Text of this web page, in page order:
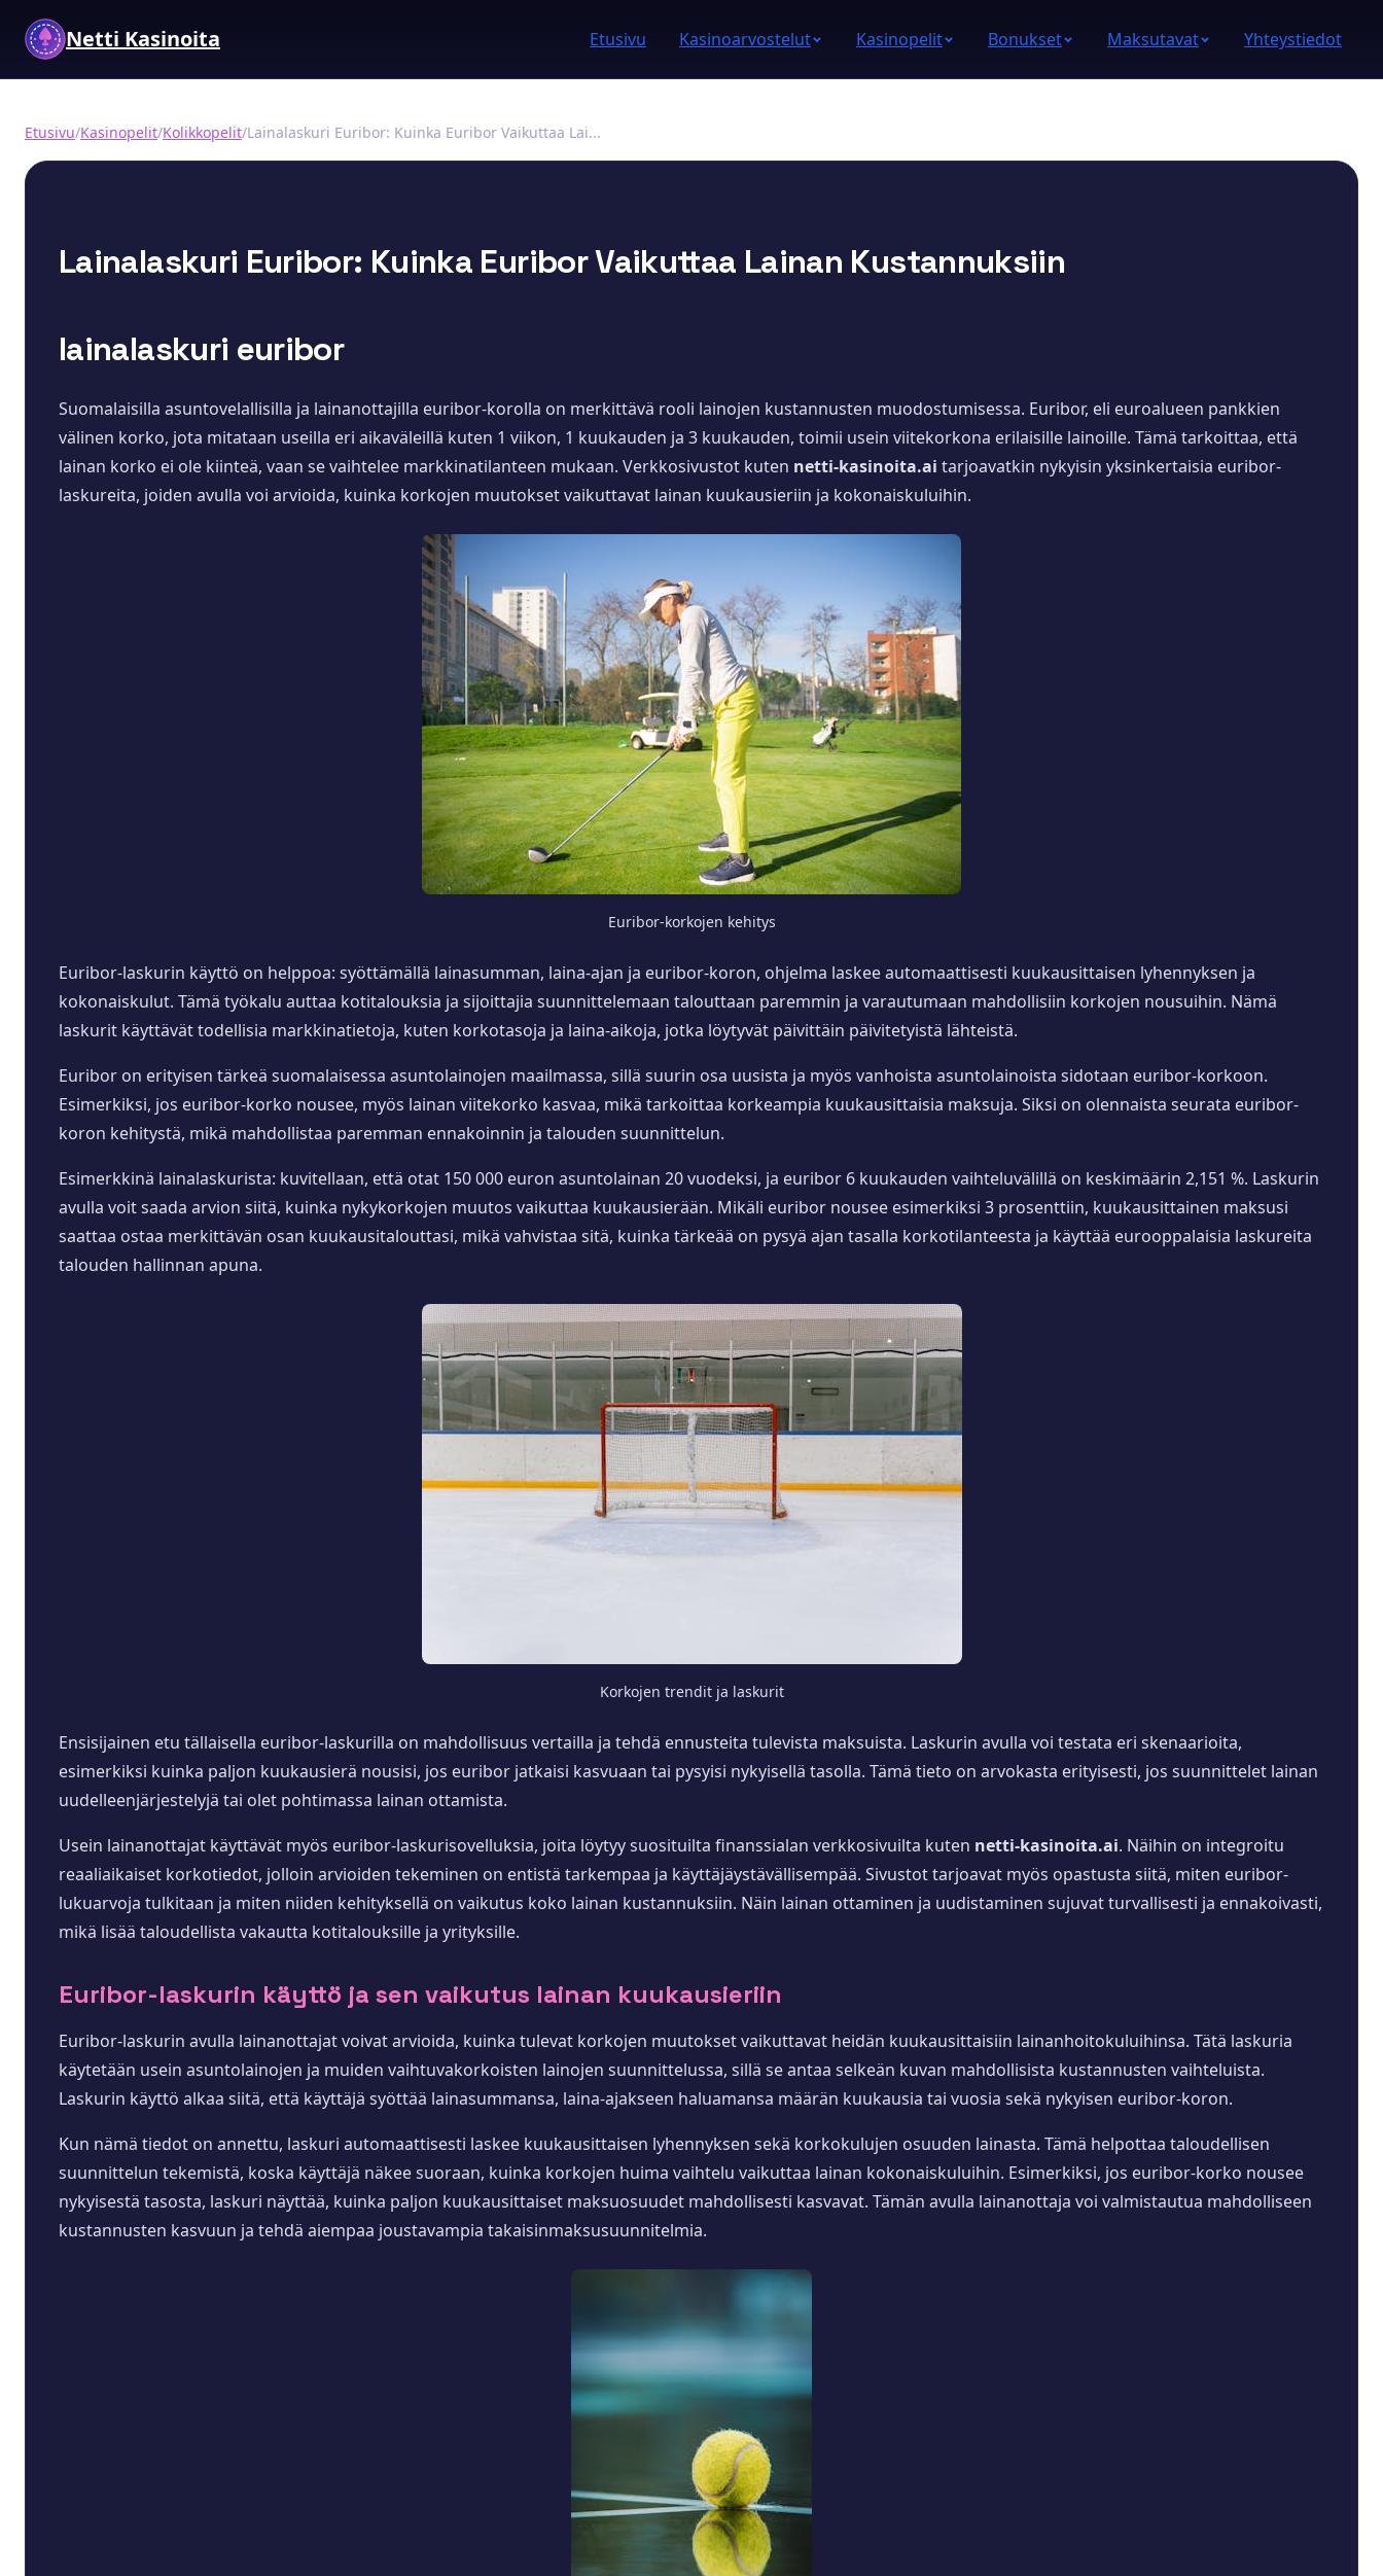
Netti Kasinoita Etusivu Kasinoarvostelut Kasinopelit Bonukset Maksutavat Yhteystiedot
Etusivu/Kasinopelit/Kolikkopelit/Lainalaskuri Euribor: Kuinka Euribor Vaikuttaa Lai...
Lainalaskuri Euribor: Kuinka Euribor Vaikuttaa Lainan Kustannuksiin
lainalaskuri euribor
Suomalaisilla asuntovelallisilla ja lainanottajilla euribor-korolla on merkittävä rooli lainojen kustannusten muodostumisessa. Euribor, eli euroalueen pankkien
välinen korko, jota mitataan useilla eri aikaväleillä kuten 1 viikon, 1 kuukauden ja 3 kuukauden, toimii usein viitekorkona erilaisille lainoille. Tämä tarkoittaa, että
lainan korko ei ole kiinteä, vaan se vaihtelee markkinatilanteen mukaan. Verkkosivustot kuten netti-kasinoita.ai tarjoavatkin nykyisin yksinkertaisia euribor-
laskureita, joiden avulla voi arvioida, kuinka korkojen muutokset vaikuttavat lainan kuukausieriin ja kokonaiskuluihin.
Euribor-korkojen kehitys
Euribor-laskurin käyttö on helppoa: syöttämällä lainasumman, laina-ajan ja euribor-koron, ohjelma laskee automaattisesti kuukausittaisen lyhennyksen ja
kokonaiskulut. Tämä työkalu auttaa kotitalouksia ja sijoittajia suunnittelemaan talouttaan paremmin ja varautumaan mahdollisiin korkojen nousuihin. Nämä
laskurit käyttävät todellisia markkinatietoja, kuten korkotasoja ja laina-aikoja, jotka löytyvät päivittäin päivitetyistä lähteistä.
Euribor on erityisen tärkeä suomalaisessa asuntolainojen maailmassa, sillä suurin osa uusista ja myös vanhoista asuntolainoista sidotaan euribor-korkoon.
Esimerkiksi, jos euribor-korko nousee, myös lainan viitekorko kasvaa, mikä tarkoittaa korkeampia kuukausittaisia maksuja. Siksi on olennaista seurata euribor-
koron kehitystä, mikä mahdollistaa paremman ennakoinnin ja talouden suunnittelun.
Esimerkkinä lainalaskurista: kuvitellaan, että otat 150 000 euron asuntolainan 20 vuodeksi, ja euribor 6 kuukauden vaihteluvälillä on keskimäärin 2,151 %. Laskurin
avulla voit saada arvion siitä, kuinka nykykorkojen muutos vaikuttaa kuukausierään. Mikäli euribor nousee esimerkiksi 3 prosenttiin, kuukausittainen maksusi
saattaa ostaa merkittävän osan kuukausitalouttasi, mikä vahvistaa sitä, kuinka tärkeää on pysyä ajan tasalla korkotilanteesta ja käyttää eurooppalaisia laskureita
talouden hallinnan apuna.
Korkojen trendit ja laskurit
Ensisijainen etu tällaisella euribor-laskurilla on mahdollisuus vertailla ja tehdä ennusteita tulevista maksuista. Laskurin avulla voi testata eri skenaarioita,
esimerkiksi kuinka paljon kuukausierä nousisi, jos euribor jatkaisi kasvuaan tai pysyisi nykyisellä tasolla. Tämä tieto on arvokasta erityisesti, jos suunnittelet lainan
uudelleenjärjestelyjä tai olet pohtimassa lainan ottamista.
Usein lainanottajat käyttävät myös euribor-laskurisovelluksia, joita löytyy suosituilta finanssialan verkkosivuilta kuten netti-kasinoita.ai. Näihin on integroitu
reaaliaikaiset korkotiedot, jolloin arvioiden tekeminen on entistä tarkempaa ja käyttäjäystävällisempää. Sivustot tarjoavat myös opastusta siitä, miten euribor-
lukuarvoja tulkitaan ja miten niiden kehityksellä on vaikutus koko lainan kustannuksiin. Näin lainan ottaminen ja uudistaminen sujuvat turvallisesti ja ennakoivasti,
mikä lisää taloudellista vakautta kotitalouksille ja yrityksille.
Euribor-laskurin käyttö ja sen vaikutus lainan kuukausieriin
Euribor-laskurin avulla lainanottajat voivat arvioida, kuinka tulevat korkojen muutokset vaikuttavat heidän kuukausittaisiin lainanhoitokuluihinsa. Tätä laskuria
käytetään usein asuntolainojen ja muiden vaihtuvakorkoisten lainojen suunnittelussa, sillä se antaa selkeän kuvan mahdollisista kustannusten vaihteluista.
Laskurin käyttö alkaa siitä, että käyttäjä syöttää lainasummansa, laina-ajakseen haluamansa määrän kuukausia tai vuosia sekä nykyisen euribor-koron.
Kun nämä tiedot on annettu, laskuri automaattisesti laskee kuukausittaisen lyhennyksen sekä korkokulujen osuuden lainasta. Tämä helpottaa taloudellisen
suunnittelun tekemistä, koska käyttäjä näkee suoraan, kuinka korkojen huima vaihtelu vaikuttaa lainan kokonaiskuluihin. Esimerkiksi, jos euribor-korko nousee
nykyisestä tasosta, laskuri näyttää, kuinka paljon kuukausittaiset maksuosuudet mahdollisesti kasvavat. Tämän avulla lainanottaja voi valmistautua mahdolliseen
kustannusten kasvuun ja tehdä aiempaa joustavampia takaisinmaksusuunnitelmia.